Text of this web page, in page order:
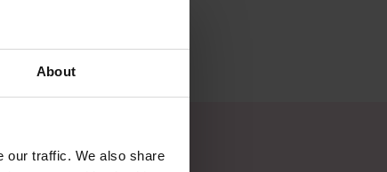
About
our traffic. We also share